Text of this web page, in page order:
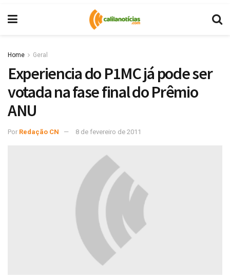
Home Geral
Experiencia do P1MC já pode ser
votada na fase final do Prêmio
ANU
Por Redação CN 8 de fevereiro de 2011